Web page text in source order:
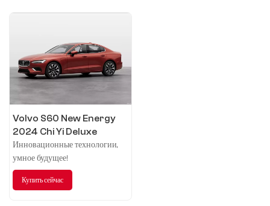
Volvo S60 New Energy
2024 Chi Yi Deluxe
Edition
Инновационные технологии,
умное будущее!
Купить сейчас